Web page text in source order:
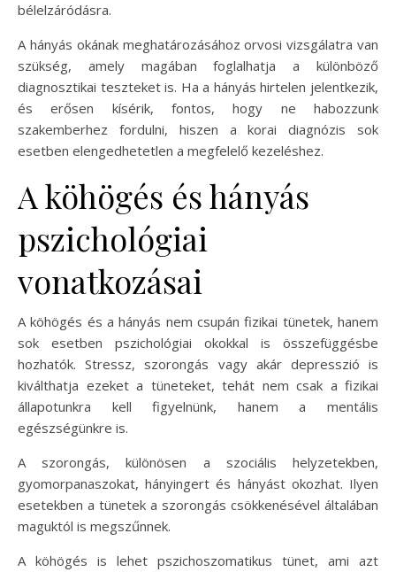
bélelzáródásra.
A hányás okának meghatározásához orvosi vizsgálatra van
szükség, amely magában foglalhatja a különböző
diagnosztikai teszteket is. Ha a hányás hirtelen jelentkezik,
és erősen kísérik, fontos, hogy ne habozzunk
szakemberhez fordulni, hiszen a korai diagnózis sok
esetben elengedhetetlen a megfelelő kezeléshez.
A köhögés és hányás
pszichológiai
vonatkozásai
A köhögés és a hányás nem csupán fizikai tünetek, hanem
sok esetben pszichológiai okokkal is összefüggésbe
hozhatók. Stressz, szorongás vagy akár depresszió is
kiválthatja ezeket a tüneteket, tehát nem csak a fizikai
állapotunkra kell figyelnünk, hanem a mentális
egészségünkre is.
A szorongás, különösen a szociális helyzetekben,
gyomorpanaszokat, hányingert és hányást okozhat. Ilyen
esetekben a tünetek a szorongás csökkenésével általában
maguktól is megszűnnek.
A köhögés is lehet pszichoszomatikus tünet, ami azt